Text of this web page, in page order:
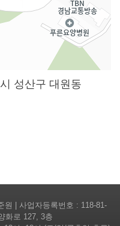
성산구 대원동
원 | 사업자등록번호 : 118-81-
화로 127, 3층